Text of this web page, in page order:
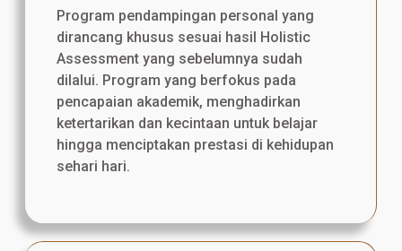
Program pendampingan personal yang
dirancang khusus sesuai hasil Holistic
Assessment yang sebelumnya sudah
dilalui. Program yang berfokus pada
pencapaian akademik, menghadirkan
ketertarikan dan kecintaan untuk belajar
hingga menciptakan prestasi di kehidupan
sehari hari.